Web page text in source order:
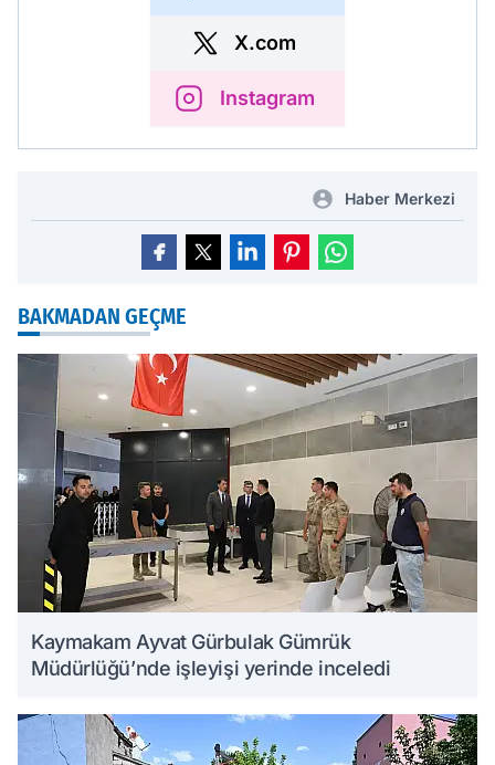
X.com
Instagram
Haber Merkezi
BAKMADAN GEÇME
Kaymakam Ayvat Gürbulak Gümrük
Müdürlüğü’nde işleyişi yerinde inceledi